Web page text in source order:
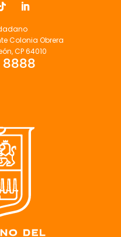
Colonia Obrera
CP 64010
8888